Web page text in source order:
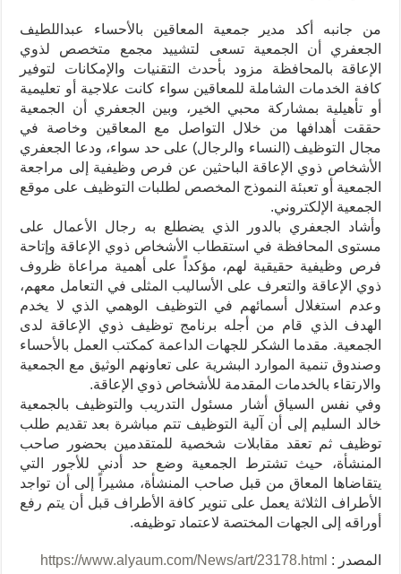
من جانبه أكد مدير جمعية المعاقين بالأحساء عبداللطيف
الجعفري أن الجمعية تسعى لتشييد مجمع متخصص لذوي
الإعاقة بالمحافظة مزود بأحدث التقنيات والإمكانات لتوفير
كافة الخدمات الشاملة للمعاقين سواء كانت علاجية أو تعليمية
أو تأهيلية بمشاركة محبي الخير، وبين الجعفري أن الجمعية
حققت أهدافها من خلال التواصل مع المعاقين وخاصة في
مجال التوظيف (النساء والرجال) على حد سواء، ودعا الجعفري
الأشخاص ذوي الإعاقة الباحثين عن فرص وظيفية إلى مراجعة
الجمعية أو تعبئة النموذج المخصص لطلبات التوظيف على موقع
الجمعية الإلكتروني.
وأشاد الجعفري بالدور الذي يضطلع به رجال الأعمال على
مستوى المحافظة في استقطاب الأشخاص ذوي الإعاقة وإتاحة
فرص وظيفية حقيقية لهم، مؤكداً على أهمية مراعاة ظروف
ذوي الإعاقة والتعرف على الأساليب المثلى في التعامل معهم،
وعدم استغلال أسمائهم في التوظيف الوهمي الذي لا يخدم
الهدف الذي قام من أجله برنامج توظيف ذوي الإعاقة لدى
الجمعية. مقدما الشكر للجهات الداعمة كمكتب العمل بالأحساء
وصندوق تنمية الموارد البشرية على تعاونهم الوثيق مع الجمعية
والارتقاء بالخدمات المقدمة للأشخاص ذوي الإعاقة.
وفي نفس السياق أشار مسئول التدريب والتوظيف بالجمعية
خالد السليم إلى أن آلية التوظيف تتم مباشرة بعد تقديم طلب
توظيف ثم تعقد مقابلات شخصية للمتقدمين بحضور صاحب
المنشأة، حيث تشترط الجمعية وضع حد أدني للأجور التي
يتقاضاها المعاق من قبل صاحب المنشأة، مشيراً إلى أن تواجد
الأطراف الثلاثة يعمل على تنوير كافة الأطراف قبل أن يتم رفع
أوراقه إلى الجهات المختصة لاعتماد توظيفه.
المصدر : https://www.alyaum.com/News/art/23178.html